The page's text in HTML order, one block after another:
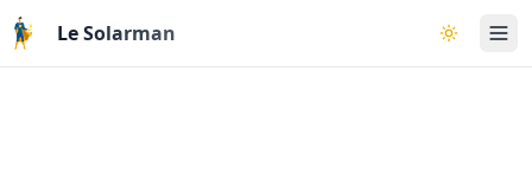
Aller au contenu principal
Le Solarman Basculer